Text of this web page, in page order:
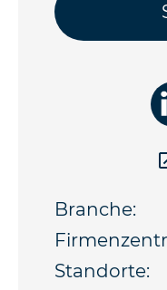
Branche:
Standorte: